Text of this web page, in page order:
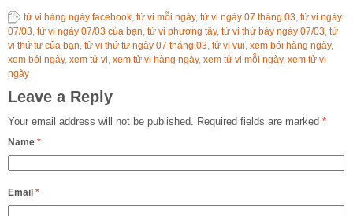
tử vi hàng ngày facebook tử vi mỗi ngày, tử vi ngày 07 tháng 03 tử vi ngày
07/03 tử vi ngày 07/03 của bạn tử vi phương tây, tử vi thứ bảy ngày 07/03 tử
vi thứ tư của bạn tử vi thứ tư ngày 07 tháng 03 tử vi vui xem bói hàng ngày,
xem bói ngày, xem tử vị xem tử vi hàng ngày, xem tử vi mỗi ngày, xem tử vi
ngày
Leave a Reply
Your email address will not be published. Required fields are marked *
Name *
Email *